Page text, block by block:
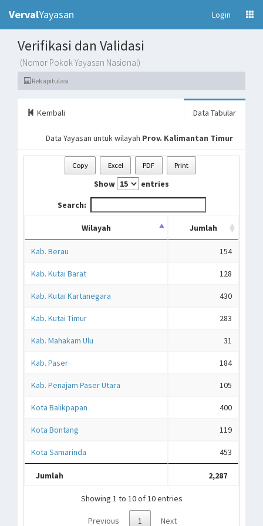
VervalYayasan Login (current)
Verifikasi dan Validasi
(Nomor Pokok Yayasan Nasional)
Rekapitulasi
Data Tabular
Kembali
Data Yayasan untuk wilayah Prov. Kalimantan Timur
Copy Excel PDF Print
Show
entries
Search:
Wilayah Jumlah
Kab. Berau 154
Kab. Kutai Barat 128
Kab. Kutai Kartanegara 430
Kab. Kutai Timur 283
Kab. Mahakam Ulu 31
Kab. Paser 184
Kab. Penajam Paser Utara 105
Kota Balikpapan 400
Kota Bontang 119
Kota Samarinda 453
Jumlah 2,287
Showing 1 to 10 of 10 entries
Previous 1 Next